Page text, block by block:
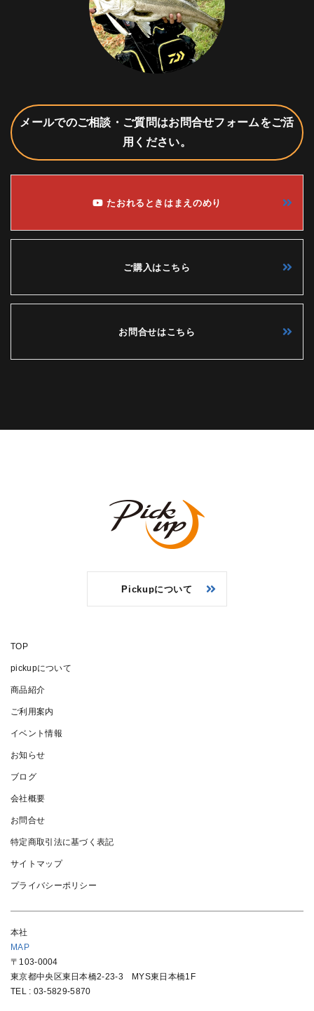
メールでのご相談・ご質問はお問合せフォームをご活
用ください。
たおれるときはまえのめり
ご購入はこちら
お問合せはこちら
Pickupについて
TOP
pickupについて
商品紹介
ご利用案内
イベント情報
お知らせ
ブログ
会社概要
お問合せ
特定商取引法に基づく表記
サイトマップ
プライバシーポリシー
本社
MAP
〒103-0004
東京都中央区東日本橋2-23-3 MYS東日本橋1F
TEL : 03-5829-5870